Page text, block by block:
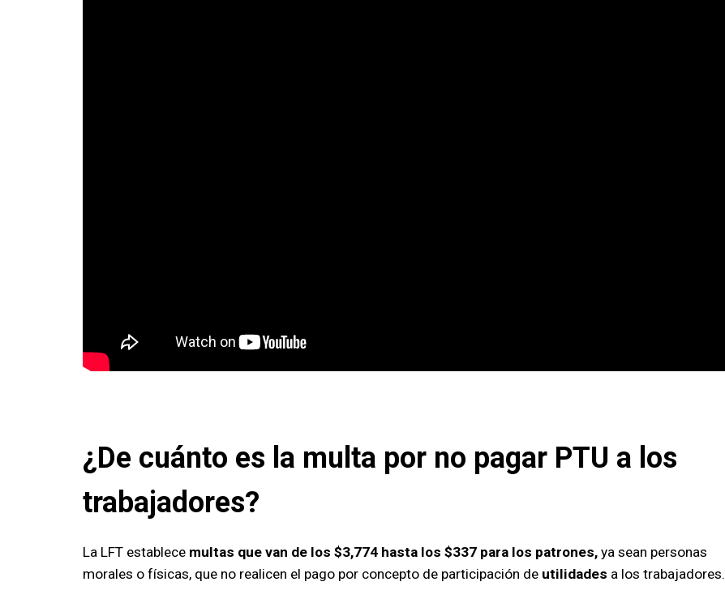
¿De cuánto es la multa por no pagar PTU a los
trabajadores?
La LFT establece multas que van de los $3,774 hasta los $337 para los patrones, ya sean personas
morales o físicas, que no realicen el pago por concepto de participación de utilidades a los trabajadores.